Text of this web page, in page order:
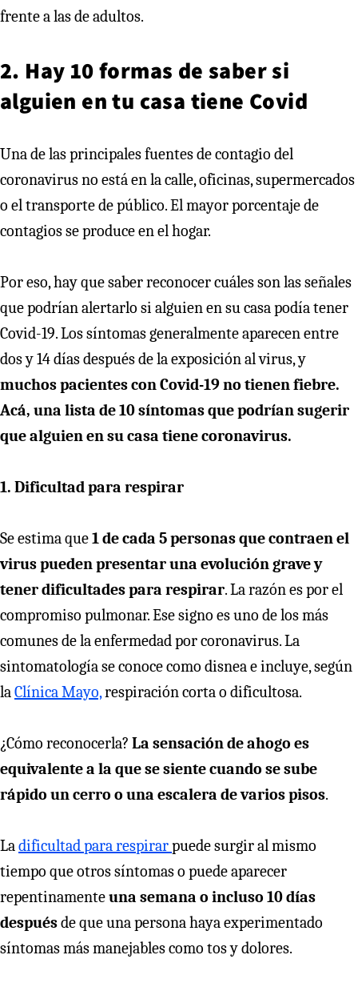
frente a las de adultos.
2. Hay 10 formas de saber si
alguien en tu casa tiene Covid
Una de las principales fuentes de contagio del
coronavirus no está en la calle, oficinas, supermercados
o el transporte de público. El mayor porcentaje de
contagios se produce en el hogar.
Por eso, hay que saber reconocer cuáles son las señales
que podrían alertarlo si alguien en su casa podía tener
Covid-19. Los síntomas generalmente aparecen entre
dos y 14 días después de la exposición al virus, y
muchos pacientes con Covid-19 no tienen fiebre.
Acá, una lista de 10 síntomas que podrían sugerir
que alguien en su casa tiene coronavirus.
1. Dificultad para respirar
Se estima que1 de cada 5 personas que contraen el
virus pueden presentar una evolución grave y
tener dificultades para respirar. La razón es por el
compromiso pulmonar. Ese signo es uno de los más
comunes de la enfermedad por coronavirus. La
sintomatología se conoce como disnea e incluye, según
laClínica Mayo,respiración corta o dificultosa.
¿Cómo reconocerla? La sensación de ahogo es
equivalente a la que se siente cuando se sube
rápido un cerro o una escalera de varios pisos.
Ladificultad para respirarpuede surgir al mismo
tiempo que otros síntomas o puede aparecer
repentinamenteuna semana o incluso 10 días
despuésde que una persona haya experimentado
síntomas más manejables como tos y dolores.